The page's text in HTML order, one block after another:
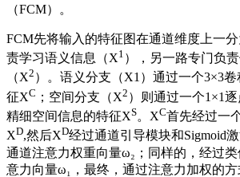
（FCM）。
FCM先将输入的特征图在通道维度上一
责学习语义信息（X1 ），另一路专门负
（X2 ）。语义分支（X1）通过一个3×3
征XC ；空间分支（X2 ）则通过一个1×1
精细空间信息的特征XS。XC首先经过一
XD,然后XD经过通道引导模块和Sigmoid
通道注意力权重向量ω₂；同样的，经过
意力向量ω₁，最终，通过注意力加权的